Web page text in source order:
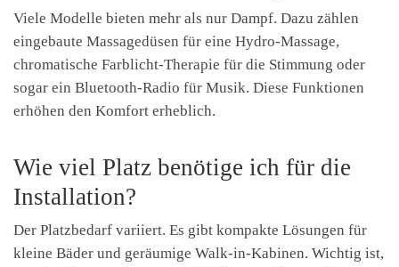
Viele Modelle bieten mehr als nur Dampf. Dazu zählen
eingebaute Massagedüsen für eine Hydro-Massage,
chromatische Farblicht-Therapie für die Stimmung oder
sogar ein Bluetooth-Radio für Musik. Diese Funktionen
erhöhen den Komfort erheblich.
Wie viel Platz benötige ich für die
Installation?
Der Platzbedarf variiert. Es gibt kompakte Lösungen für
kleine Bäder und geräumige Walk-in-Kabinen. Wichtig ist,